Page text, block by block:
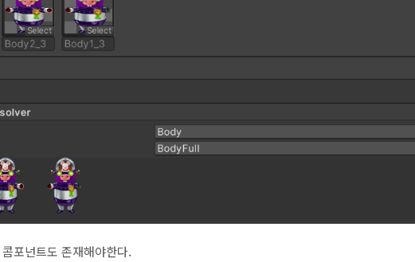
포넌트도 존재해야한다.